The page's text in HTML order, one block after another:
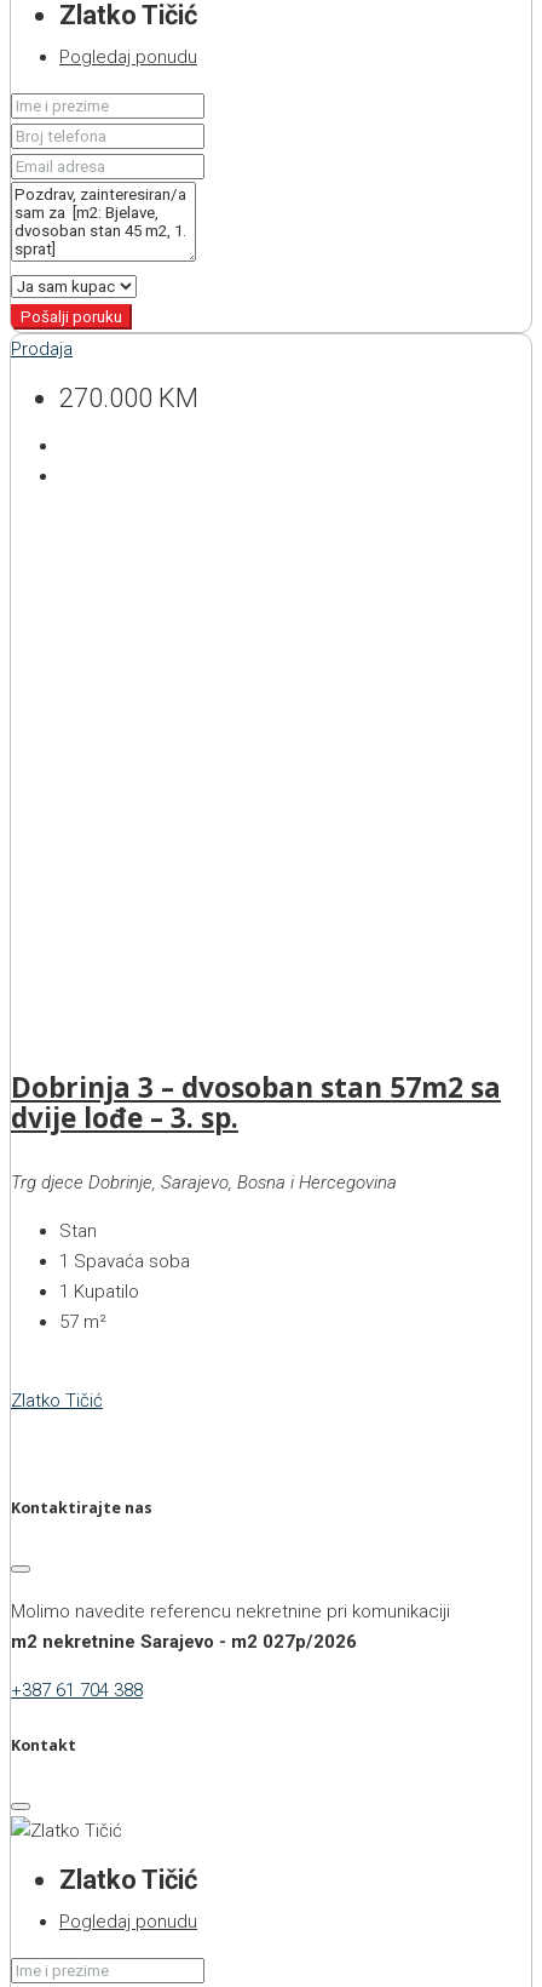
Zlatko Tičić
Pogledaj ponudu
Pošalji poruku
Prodaja
270.000 KM
Dobrinja 3 – dvosoban stan 57m2 sa
dvije lođe – 3. sp.
Trg djece Dobrinje, Sarajevo, Bosna i Hercegovina
Stan
1 Spavaća soba
1 Kupatilo
57 m²
Zlatko Tičić
Kontaktirajte nas
Molimo navedite referencu nekretnine pri komunikaciji
m2 nekretnine Sarajevo - m2 027p/2026
+387 61 704 388
Kontakt
Zlatko Tičić
Pogledaj ponudu